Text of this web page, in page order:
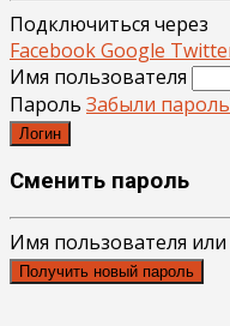
Подключиться через
FacebookGoogle
Имя пользователя
Пароль Забыли
Логин
Сменить пароль
Имя пользователя или
Получить новый пароль